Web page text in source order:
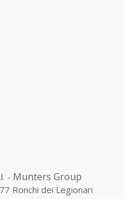
- Munters Group
Ronchi dei Legionari